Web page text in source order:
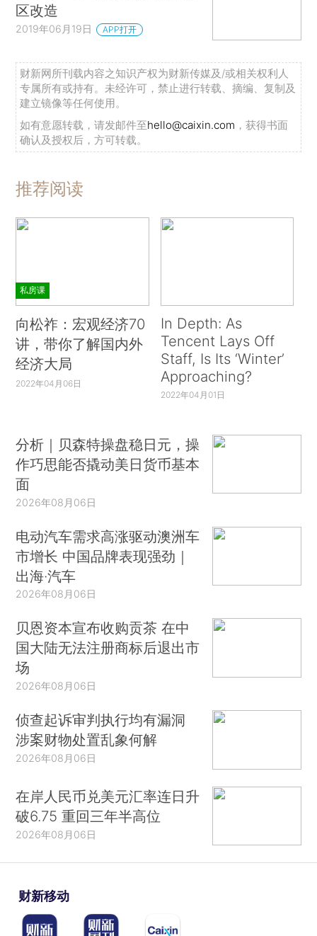
区改造
2019年06月19日 APP打开
财新网所刊载内容之知识产权为财新传媒及/或相关权利人
专属所有或持有。未经许可，禁止进行转载、摘编、复制及
建立镜像等任何使用。
如有意愿转载，请发邮件至hello@caixin.com ，获得书面
确认及授权后，方可转载。
推荐阅读
私房课
向松祚：宏观经济70
讲，带你了解国内外
经济大局
2022年04月06日
In Depth: As
Tencent Lays Off
Staff, Is Its ‘Winter’
Approaching?
2022年04月01日
分析｜贝森特操盘稳日元，操
作巧思能否撬动美日货币基本
面
2026年08月06日
电动汽车需求高涨驱动澳洲车
市增长 中国品牌表现强劲｜
出海·汽车
2026年08月06日
贝恩资本宣布收购贡茶 在中
国大陆无法注册商标后退出市
场
2026年08月06日
侦查起诉审判执行均有漏洞
涉案财物处置乱象何解
2026年08月06日
在岸人民币兑美元汇率连日升
破6.75 重回三年半高位
2026年08月06日
财新移动